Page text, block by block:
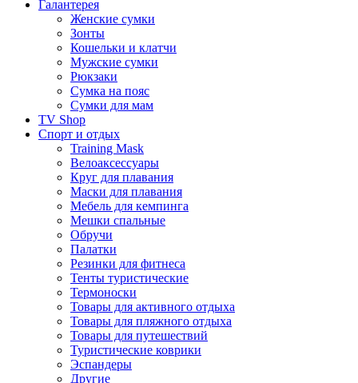
Галантерея
Женские сумки
Зонты
Кошельки и клатчи
Мужские сумки
Рюкзаки
Сумка на пояс
Сумки для мам
TV Shop
Спорт и отдых
Training Mask
Велоаксессуары
Круг для плавания
Маски для плавания
Мебель для кемпинга
Мешки спальные
Обручи
Палатки
Резинки для фитнеса
Тенты туристические
Термоноски
Товары для активного отдыха
Товары для пляжного отдыха
Товары для путешествий
Туристические коврики
Эспандеры
Другие